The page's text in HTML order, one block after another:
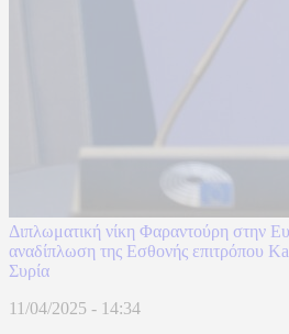
Διπλωματική νίκη Φαραντούρη στην
αναδίπλωση της Εσθονής επιτρόπου
Συρία
11/04/2025 - 14:34